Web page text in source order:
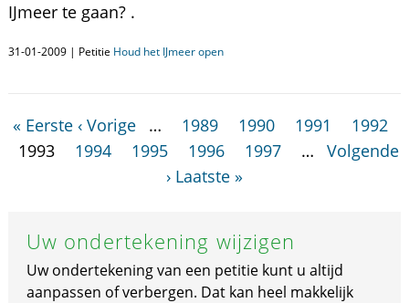
IJmeer te gaan? .
31-01-2009 | Petitie Houd het IJmeer open
« Eerste ‹ Vorige … 1989 1990 1991
1992
1993
1994 1995 1996 1997 …
Volgende
› Laatste »
Uw ondertekening wijzigen
Uw ondertekening van een petitie kunt u altijd
aanpassen of verbergen. Dat kan heel makkelijk